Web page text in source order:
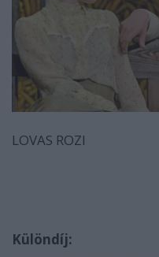
LOVAS ROZI
Különdíj: